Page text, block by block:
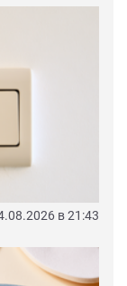
в 21:43